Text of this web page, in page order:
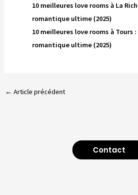
10 meilleures love rooms à La
romantique ultime (2025)
10 meilleures love rooms à Tours
romantique ultime (2025)
← Article précédent
Contact